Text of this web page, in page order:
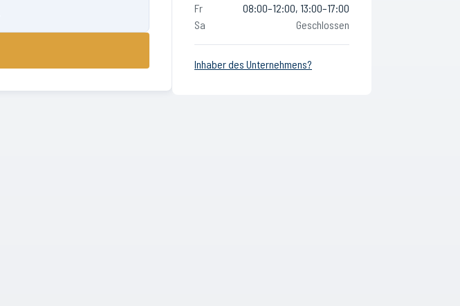
Fr
08:00–12:00, 13:00–17:00
Sa
Geschlossen
Inhaber des Unternehmens?